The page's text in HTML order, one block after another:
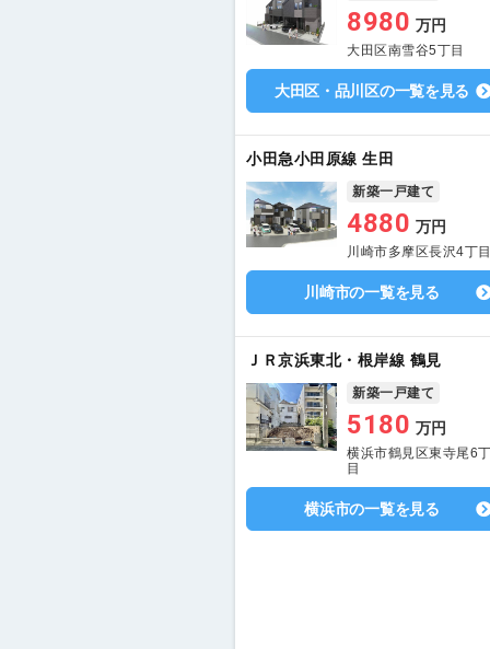
8980 万円
大田区南雪谷5丁目
大田区・品川区の一覧を見る
小田急小田原線 生田
新築一戸建て
4880 万円
川崎市多摩区長沢4丁
川崎市の一覧を見る
ＪＲ京浜東北・根岸線 鶴見
新築一戸建て
5180 万円
横浜市鶴見区東寺尾6
目
横浜市の一覧を見る